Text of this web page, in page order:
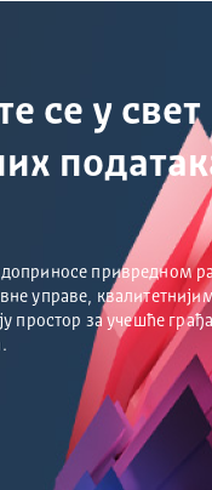
се у свет
привредном
управе,
простор за учешће